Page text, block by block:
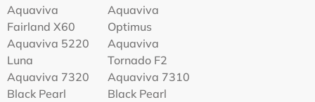
Aquaviva
Fairland X60
Aquaviva
Optimus
Aquaviva 5220
Luna
Aquaviva
Tornado F2
Aquaviva 7320
Black Pearl
Aquaviva 7310
Black Pearl